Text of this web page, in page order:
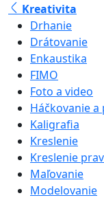
Kreativita
Drhanie
Drátovanie
Enkaustika
FIMO
Foto a video
Háčkovanie a
Kaligrafia
Kreslenie
Kreslenie
Maľovanie
Modelovanie